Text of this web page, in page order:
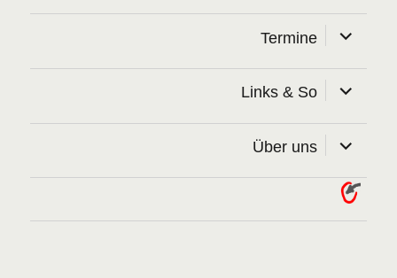
Termine öffnen
Links & So öffnen
Über uns öffnen